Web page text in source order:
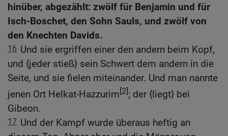
hinüber, abgezählt: zwölf für Benjamin und für
Isch-Boschet, den Sohn Sauls, und zwölf von
den Knechten Davids.
16 Und sie ergriffen einer den andern beim Kopf,
und {jeder stieß} sein Schwert dem andern in die
Seite, und sie fielen miteinander. Und man nannte
jenen Ort Helkat-Hazzurim[2]; der {liegt} bei
Gibeon.
17 Und der Kampf wurde überaus heftig an